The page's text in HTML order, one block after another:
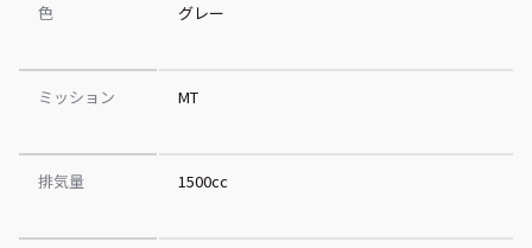
色 グレー
ミッション MT
排気量 1500cc